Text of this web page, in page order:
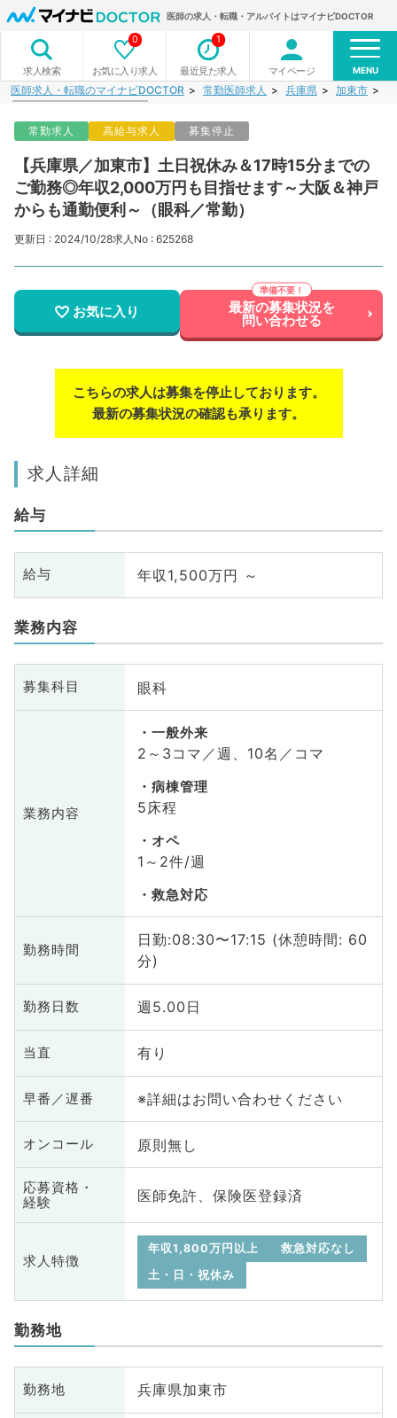
医師の求人・転職・アルバイトはマイナビDOCTOR
求人検索 お気に入り求人
0
最近見た求人
1
マイページ MENU
医師求人・転職のマイナビDOCTOR 常勤医師求人 兵庫県 加東市
常勤求人 高給与求人 募集停止
【兵庫県／加東市】土日祝休み＆17時15分までの
ご勤務◎年収2,000万円も目指せます～大阪＆神戸
からも通勤便利～（眼科／常勤）
更新日 : 2024/10/28求人No : 625268
お気に入り 最新の募集状況を
問い合わせる
こちらの求人は募集を停止しております。
最新の募集状況の確認も承ります。
求人詳細
給与
給与 年収1,500万円 ～
業務内容
募集科目 眼科
業務内容
一般外来
2～3コマ／週、10名／コマ
病棟管理
5床程
オペ
1～2件/週
救急対応
勤務時間
日勤:08:30〜17:15 (休憩時間: 60
分)
勤務日数 週5.00日
当直 有り
早番／遅番 ※詳細はお問い合わせください
オンコール 原則無し
応募資格・
経験
医師免許、保険医登録済
求人特徴
年収1,800万円以上
救急対応なし
土・日・祝休み
勤務地
勤務地 兵庫県加東市